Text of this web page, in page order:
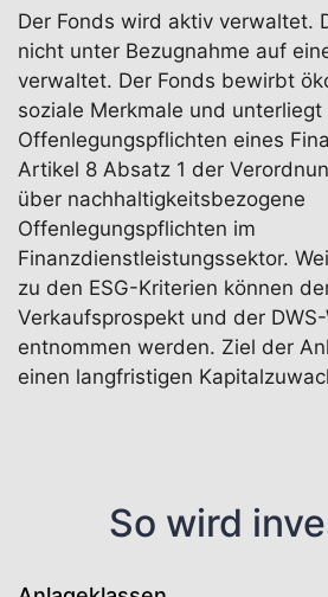
Der Fonds wird aktiv verwaltet.
nicht unter Bezugnahme auf
verwaltet. Der Fonds bewirbt
soziale Merkmale und unterliegt
Offenlegungspflichten eines
Artikel 8 Absatz 1 der
über nachhaltigkeitsbezogene
Offenlegungspflichten im
Finanzdienstleistungssektor.
zu den ESG-Kriterien können
Verkaufsprospekt und der
entnommen werden. Ziel der
einen langfristigen
So wird